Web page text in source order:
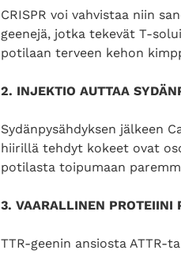
CRISPR voi vahvistaa niin
geenejä, jotka tekevät T-
potilaan terveen kehon
2. INJEKTIO AUTTAA
Sydänpysähdyksen jälkeen
hiirillä tehdyt kokeet ovat
potilasta toipumaan
3. VAARALLINEN PROTEIINI
TTR-geenin ansiosta